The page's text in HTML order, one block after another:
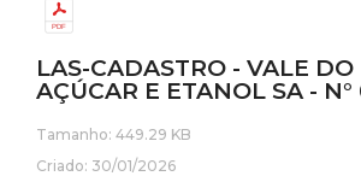
LAS-CADASTRO - VALE
AÇÚCAR E ETANOL SA -
Tamanho: 449.29 KB
Criado: 30/01/2026